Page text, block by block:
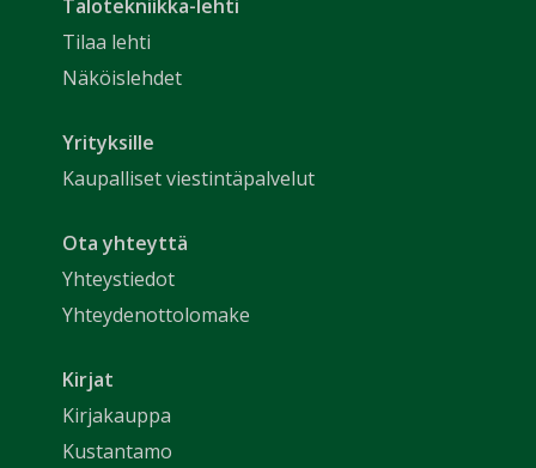
Talotekniikka-lehti
Tilaa lehti
Näköislehdet
Yrityksille
Kaupalliset viestintäpalvelut
Ota yhteyttä
Yhteystiedot
Yhteydenottolomake
Kirjat
Kirjakauppa
Kustantamo